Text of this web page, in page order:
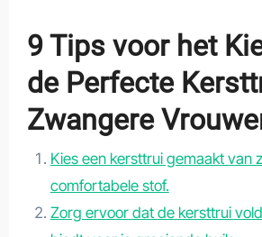
9 Tips voor het
de Perfecte
Zwangere
Kies een kersttrui gemaakt van
comfortabele stof.
Zorg ervoor dat de kersttrui